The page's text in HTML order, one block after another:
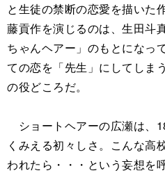
と生徒の禁断の恋愛を描いた
藤貢作を演じるのは、生田斗
ちゃんヘアー」のもとになっ
ての恋を「先生」にしてしま
の役どころだ。
ショートヘアーの広瀬は、
くみえる初々しさ。こんな高
われたら・・・という妄想を